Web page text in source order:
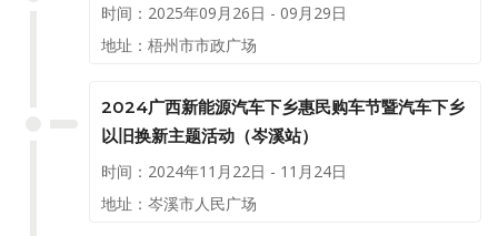
时间：2025年09月26日 - 09月29日
地址：梧州市市政广场
2024广西新能源汽车下乡惠民购车节暨汽车下乡
以旧换新主题活动（岑溪站）
时间：2024年11月22日 - 11月24日
地址：岑溪市人民广场